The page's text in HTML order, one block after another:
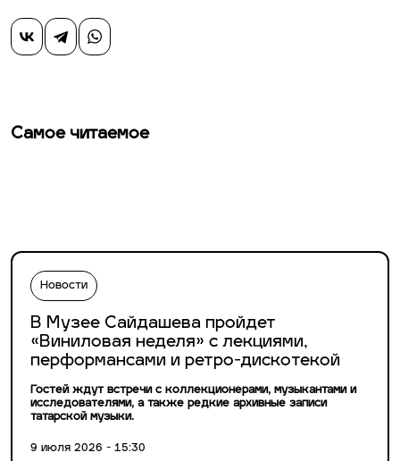
Самое читаемое
Новости
В Музее Сайдашева пройдет
«Виниловая неделя» с лекциями,
перформансами и ретро-дискотекой
Гостей ждут встречи с коллекционерами, музыкантами и
исследователями, а также редкие архивные записи
татарской музыки.
9 июля 2026 - 15:30